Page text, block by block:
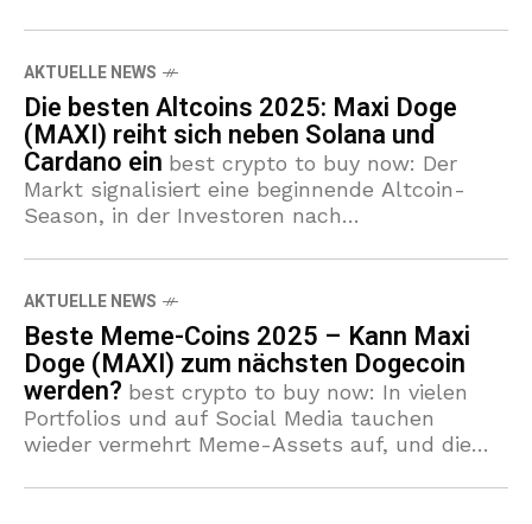
Kryptowährung mit großem Upside. Presale
2025-Projekte und
AKTUELLE NEWS
Die besten Altcoins 2025: Maxi Doge
(MAXI) reiht sich neben Solana und
Cardano ein best crypto to buy now: Der
Markt signalisiert eine beginnende Altcoin-
Season, in der Investoren nach
suchen. In diesem Umfeld sticht Maxi Doge
(MAXI) hervor. Der Presale
AKTUELLE NEWS
Beste Meme-Coins 2025 – Kann Maxi
Doge (MAXI) zum nächsten Dogecoin
werden? best crypto to buy now: In vielen
Portfolios und auf Social Media tauchen
wieder vermehrt Meme-Assets auf, und die
zeigt, dass Anleger auf